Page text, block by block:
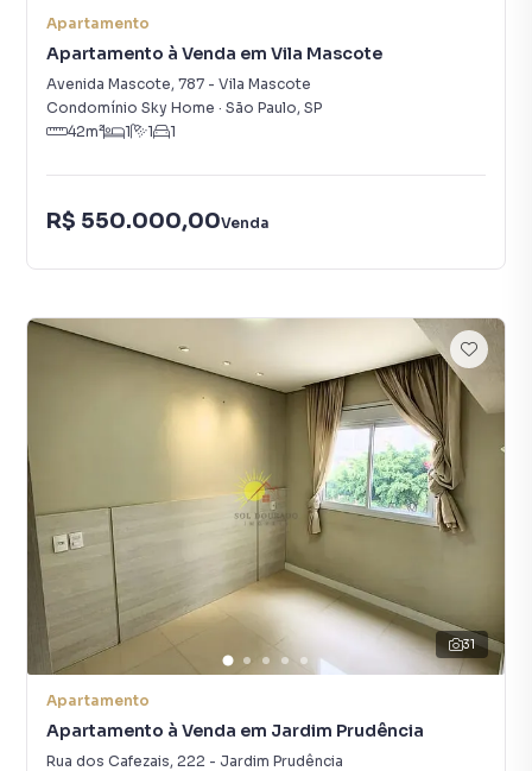
Apartamento
Apartamento à Venda em Vila Mascote
Avenida Mascote, 787 - Vila Mascote
Condomínio Sky Home · São Paulo, SP
42m² 1 1 1
R$ 550.000,00Venda
31
Apartamento
Apartamento à Venda em Jardim Prudência
Rua dos Cafezais, 222 - Jardim Prudência